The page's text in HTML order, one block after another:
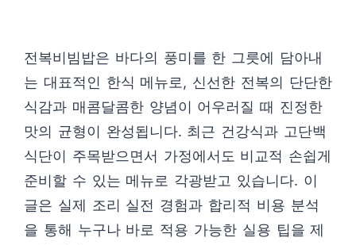
전복비빔밥은 바다의 풍미를 한 그릇에 담아내
는 대표적인 한식 메뉴로, 신선한 전복의 단단한
식감과 매콤달콤한 양념이 어우러질 때 진정한
맛의 균형이 완성됩니다. 최근 건강식과 고단백
식단이 주목받으면서 가정에서도 비교적 손쉽게
준비할 수 있는 메뉴로 각광받고 있습니다. 이
글은 실제 조리 실전 경험과 합리적 비용 분석
을 통해 누구나 바로 적용 가능한 실용 팁을 제